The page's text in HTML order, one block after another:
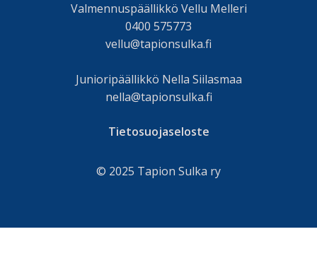
Valmennuspäällikkö Vellu Melleri
0400 575773
vellu@tapionsulka.fi
Junioripäällikkö Nella Siilasmaa
nella@tapionsulka.fi
Tietosuojaseloste
© 2025 Tapion Sulka ry